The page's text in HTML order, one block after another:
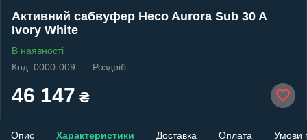
Активний сабвуфер Heco Aurora Sub 30 A
Ivory White
В наявності
Код: 0000-009
Роздріб
46 147 ₴
Опис Характеристики Доставка Оплата Умови